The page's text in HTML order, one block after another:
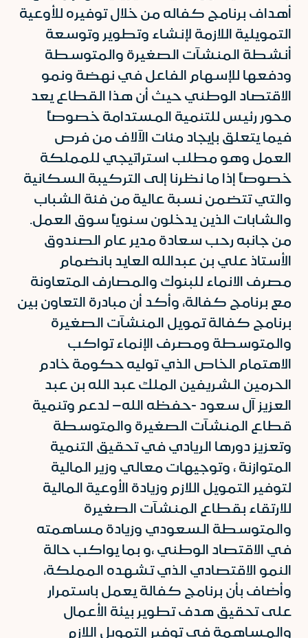
أهداف برنامج كفاله من خلال توفيره للأوعية
التمويلية اللازمة لإنشاء وتطوير وتوسعة
أنشطة المنشآت الصغيرة والمتوسطة
ودفعها للإسهام الفاعل في نهضة ونمو
الاقتصاد الوطني حيث أن هذا القطاع يعد
محور رئيس للتنمية المستدامة خصوصاً
فيما يتعلق بإيجاد مئات الآلاف من فرص
العمل وهو مطلب استراتيجي للمملكة
خصوصاً إذا ما نظرنا إلى التركيبة السكانية
والتي تتضمن نسبة عالية من فئة الشباب
والشابات الذين يدخلون سنوياً سوق العمل.
من جانبه رحب سعادة مدير عام الصندوق
الأستاذ علي بن عبدالله العايد بانضمام
مصرف الانماء للبنوك والمصارف المتعاونة
مع برنامج كفالة، وأكد أن مبادرة التعاون بين
برنامج كفالة تمويل المنشآت الصغيرة
والمتوسطة ومصرف الإنماء تواكب
الاهتمام الخاص الذي توليه حكومة خادم
الحرمين الشريفين الملك عبد الله بن عبد
العزيز آل سعود -حفظه الله– لدعم وتنمية
قطاع المنشآت الصغيرة والمتوسطة
وتعزيز دورها الريادي في تحقيق التنمية
المتوازنة ، وتوجيهات معالي وزير المالية
لتوفير التمويل اللازم وزيادة الأوعية المالية
للارتقاء بقطاع المنشآت الصغيرة
والمتوسطة السعودي وزيادة مساهمته
في الاقتصاد الوطني ،و بما يواكب حالة
النمو الاقتصادي الذي تشهده المملكة،
وأضاف بأن برنامج كفالة يعمل باستمرار
على تحقيق هدف تطوير بيئة الأعمال
والمساهمة في توفير التمويل اللازم